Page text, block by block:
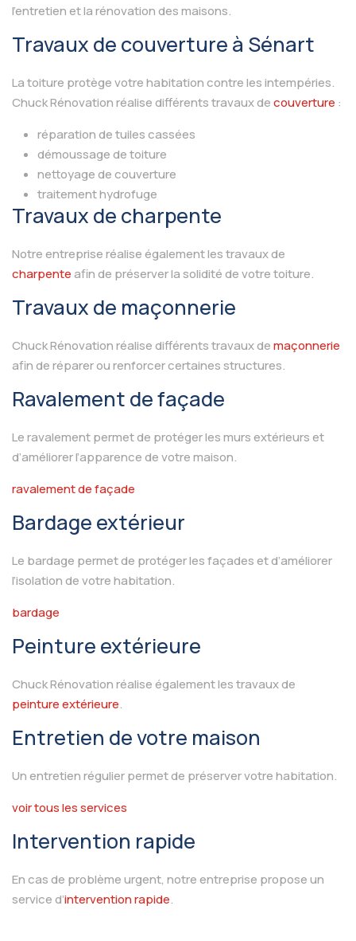
l’entretien et la rénovation des maisons.
Travaux de couverture à Sénart
La toiture protège votre habitation contre les intempéries.
Chuck Rénovation réalise différents travaux decouverture :
réparation de tuiles cassées
démoussage de toiture
nettoyage de couverture
traitement hydrofuge
Travaux de charpente
Notre entreprise réalise également les travaux de
charpenteafin de préserver la solidité de votre toiture.
Travaux de maçonnerie
Chuck Rénovation réalise différents travaux demaçonnerie
afin de réparer ou renforcer certaines structures.
Ravalement de façade
Le ravalement permet de protéger les murs extérieurs et
d’améliorer l’apparence de votre maison.
ravalement de façade
Bardage extérieur
Le bardage permet de protéger les façades et d’améliorer
l’isolation de votre habitation.
bardage
Peinture extérieure
Chuck Rénovation réalise également les travaux de
peinture extérieure.
Entretien de votre maison
Un entretien régulier permet de préserver votre habitation.
voir tous les services
Intervention rapide
En cas de problème urgent, notre entreprise propose un
service d’intervention rapide.